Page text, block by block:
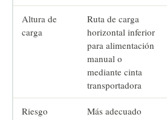
Altura de
carga
Ruta de carga
horizontal inferior
para alimentación
manual o
mediante cinta
transportadora
Riesgo
Más adecuado